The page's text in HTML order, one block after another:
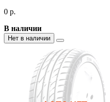
0 р.
В наличии
Нет в наличии